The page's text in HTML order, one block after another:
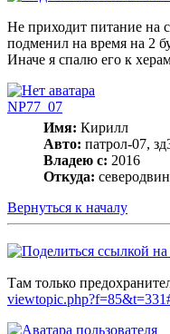
Не приходит питание на
подменил на время на 2
Иначе я спалю его к
NP77_07
Имя: Кирилл
Авто: патрол-07,
Владею с: 2016
Откуда:
Вернуться к началу
Там только